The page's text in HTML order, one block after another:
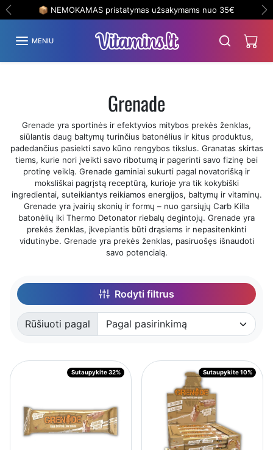
Eiti į turinį📦 NEMOKAMAS pristatymas užsakymams nuo 35€
Ankstesnis
MENIU
Grenade
Grenade yra sportinės ir efektyvios mitybos prekės ženklas,
siūlantis daug baltymų turinčius batonėlius ir kitus produktus,
padedančius pasiekti savo kūno rengybos tikslus. Granatas skirtas
tiems, kurie nori įveikti savo ribotumą ir pagerinti savo fizinę bei
protinę veiklą. Grenade gaminiai sukurti pagal novatorišką ir
moksliškai pagrįstą receptūrą, kurioje yra tik kokybiški
ingredientai, suteikiantys reikiamos energijos, baltymų ir vitaminų.
Grenade yra įvairių skonių ir formų – nuo ​​garsiųjų Carb Killa
batonėlių iki Thermo Detonator riebalų degintojų. Grenade yra
prekės ženklas, įkvepiantis būti drąsiems ir nepasitenkinti
vidutinybe. Grenade yra prekės ženklas, pasiruošęs išnaudoti
savo potencialą.
Rodyti filtrus
Rūšiuoti pagal
Sutaupykite 32% Sutaupykite 10%